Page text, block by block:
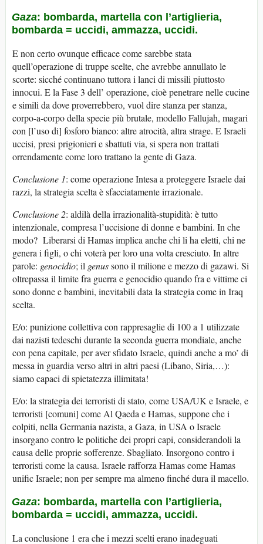
Gaza: bombarda, martella con l’artiglieria,
bombarda = uccidi, ammazza, uccidi.
E non certo ovunque efficace come sarebbe stata
quell’operazione di truppe scelte, che avrebbe annullato le
scorte: sicché continuano tuttora i lanci di missili piuttosto
innocui. E la Fase 3 dell’ operazione, cioè penetrare nelle cucine
e simili da dove proverrebbero, vuol dire stanza per stanza,
corpo-a-corpo della specie più brutale, modello Fallujah, magari
con [l’uso di] fosforo bianco: altre atrocità, altra strage. E Israeli
uccisi, presi prigionieri e sbattuti via, si spera non trattati
orrendamente come loro trattano la gente di Gaza.
Conclusione 1: come operazione Intesa a proteggere Israele dai
razzi, la strategia scelta è sfacciatamente irrazionale.
Conclusione 2: aldilà della irrazionalità-stupidità: è tutto
intenzionale, compresa l’uccisione di donne e bambini. In che
modo? Liberarsi di Hamas implica anche chi li ha eletti, chi ne
genera i figli, o chi voterà per loro una volta cresciuto. In altre
parole: genocidio; il genussono il milione e mezzo di gazawi. Si
oltrepassa il limite fra guerra e genocidio quando fra e vittime ci
sono donne e bambini, inevitabili data la strategia come in Iraq
scelta.
E/o: punizione collettiva con rappresaglie di 100 a 1 utilizzate
dai nazisti tedeschi durante la seconda guerra mondiale, anche
con pena capitale, per aver sfidato Israele, quindi anche a mo’ di
messa in guardia verso altri in altri paesi (Libano, Siria,…):
siamo capaci di spietatezza illimitata!
E/o: la strategia dei terroristi di stato, come USA/UK e Israele, e
terroristi [comuni] come Al Qaeda e Hamas, suppone che i
colpiti, nella Germania nazista, a Gaza, in USA o Israele
insorgano contro le politiche dei propri capi, considerandoli la
causa delle proprie sofferenze. Sbagliato. Insorgono contro i
terroristi come la causa. Israele rafforza Hamas come Hamas
unific Israele; non per sempre ma almeno finché dura il macello.
Gaza: bombarda, martella con l’artiglieria,
bombarda = uccidi, ammazza, uccidi.
La conclusione 1 era che i mezzi scelti erano inadeguati